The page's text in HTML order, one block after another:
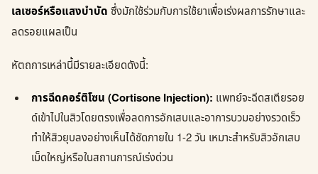
เลเซอร์หรือแสงบำบัด ซึ่งมักใช้ร่วมกับการใช้ยาเพื่อเร่งผลการรักษาและ
ลดรอยแผลเป็น
หัตถการเหล่านี้มีรายละเอียดดังนี้:
การฉีดคอร์ติโซน (Cortisone Injection): แพทย์จะฉีดสเตียรอย
ด์เข้าไปในสิวโดยตรงเพื่อลดการอักเสบและอาการบวมอย่างรวดเร็ว
ทำให้สิวยุบลงอย่างเห็นได้ชัดภายใน 1-2 วัน เหมาะสำหรับสิวอักเสบ
เม็ดใหญ่หรือในสถานการณ์เร่งด่วน